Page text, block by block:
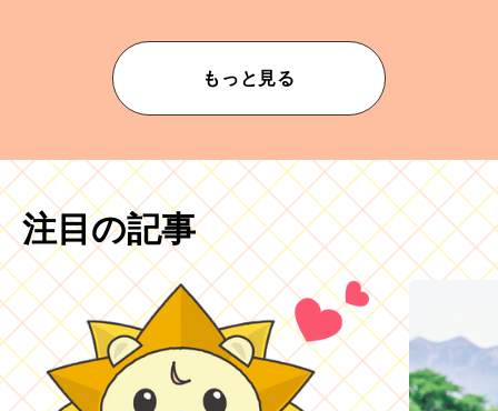
もっと見る
注目の記事